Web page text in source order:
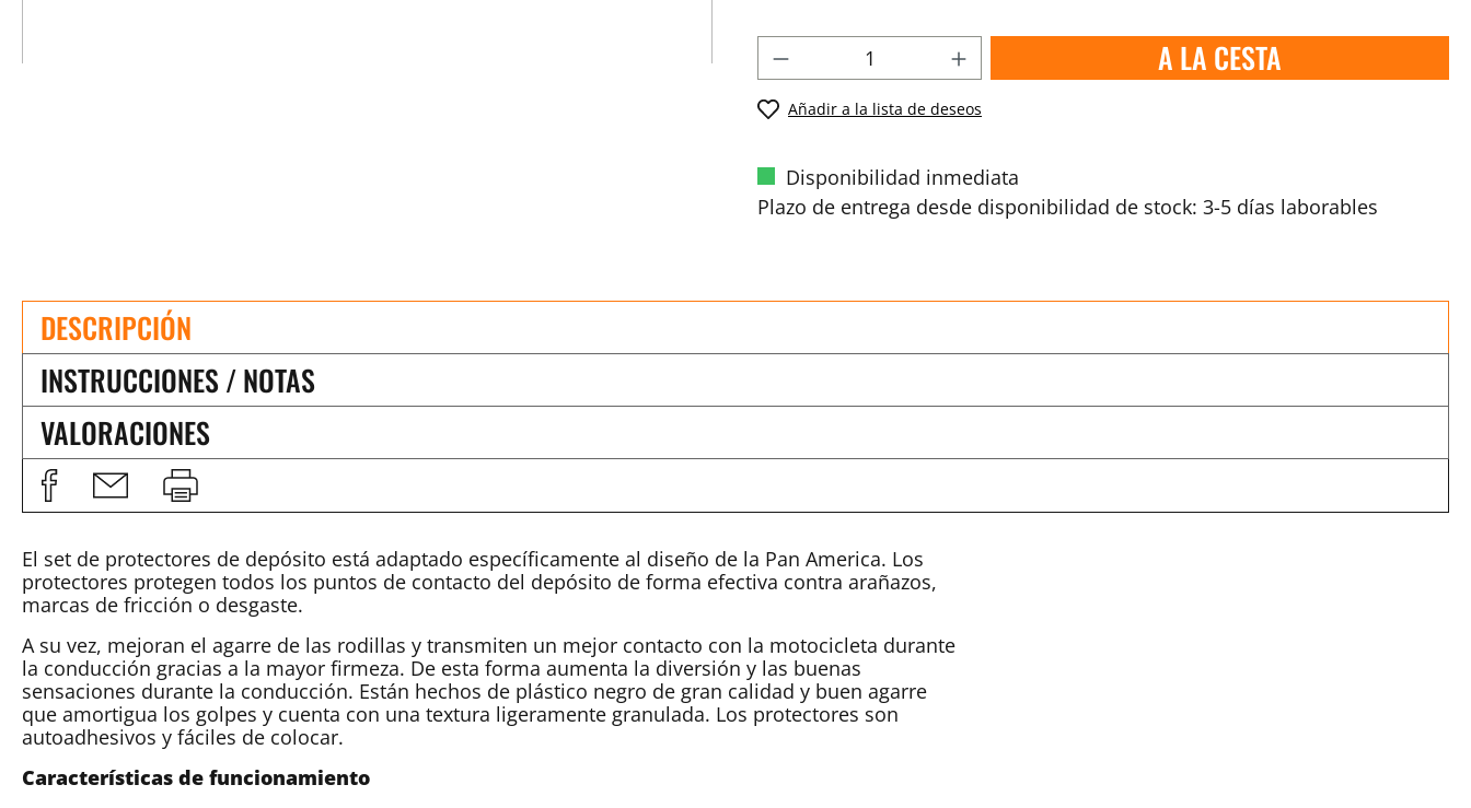
A LA CESTA
Añadir a la lista de deseos
Disponibilidad inmediata
Plazo de entrega desde disponibilidad de stock: 3-5 días laborables
DESCRIPCIÓN
INSTRUCCIONES / NOTAS
VALORACIONES
El set de protectores de depósito está adaptado específicamente al diseño de la Pan America. Los
protectores protegen todos los puntos de contacto del depósito de forma efectiva contra arañazos,
marcas de fricción o desgaste.
A su vez, mejoran el agarre de las rodillas y transmiten un mejor contacto con la motocicleta durante
la conducción gracias a la mayor firmeza. De esta forma aumenta la diversión y las buenas
sensaciones durante la conducción. Están hechos de plástico negro de gran calidad y buen agarre
que amortigua los golpes y cuenta con una textura ligeramente granulada. Los protectores son
autoadhesivos y fáciles de colocar.
Características de funcionamiento